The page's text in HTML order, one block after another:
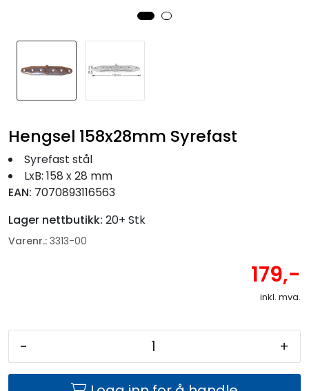
Hengsel 158x28mm Syrefast
Syrefast stål
LxB: 158 x 28 mm
EAN: 7070893116563
Lager nettbutikk: 20+ Stk
Varenr.: 3313-00
179,-
inkl. mva.
- +
Fortøyning
Fritid/Sikkerhet
Båtpleie/Opplag
Seil